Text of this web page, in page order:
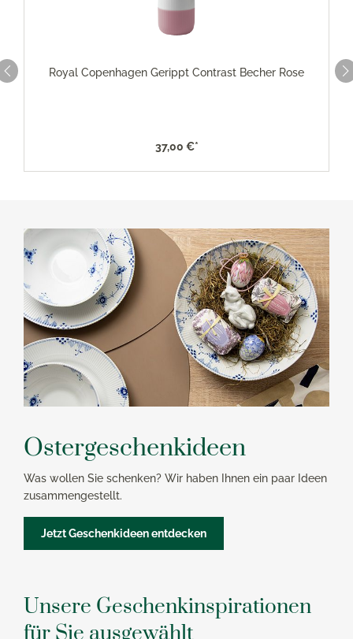
Royal Copenhagen Gerippt Contrast Becher Rose
37,00 €*
Ostergeschenkideen
Was wollen Sie schenken? Wir haben Ihnen ein paar Ideen
zusammengestellt.
Jetzt Geschenkideen entdecken
Unsere Geschenkinspirationen